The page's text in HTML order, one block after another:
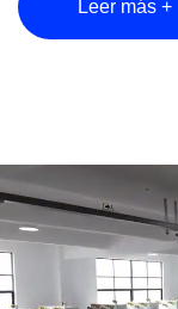
Leer más +